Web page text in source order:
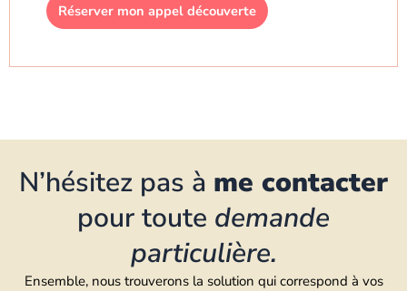
Réserver mon appel découverte
N’hésitez pas à me contacter
pour toute demande
particulière.
Ensemble, nous trouverons la solution qui correspond à vos